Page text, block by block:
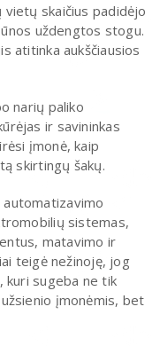
skaičius padidėjo
uždengtos stogu.
atitinka aukščiausios
narių paliko
ir savininkas
įmonė, kaip
skirtingų šakų.
automatizavimo
sistemas,
matavimo ir
teigė nežinoję, jog
kuri sugeba ne tik
įmonėmis, bet